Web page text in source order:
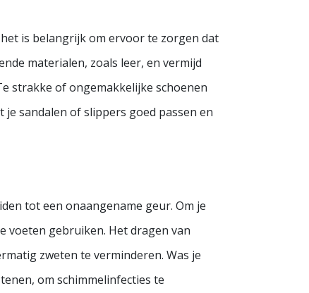
is belangrijk om ervoor te zorgen dat
materialen, zoals leer, en vermijd
strakke of ongemakkelijke schoenen
sandalen of slippers goed passen en
tot een onaangename geur. Om je
voeten gebruiken. Het dragen van
zweten te verminderen. Was je
om schimmelinfecties te